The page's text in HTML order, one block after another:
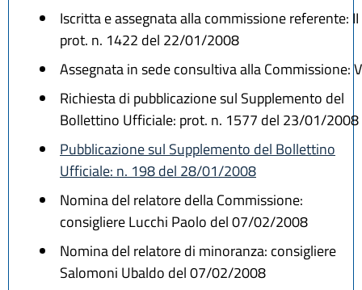
Iscritta e assegnata alla commissione referente: II
prot. n. 1422 del 22/01/2008
Assegnata in sede consultiva alla Commissione: V
Richiesta di pubblicazione sul Supplemento del
Bollettino Ufficiale: prot. n. 1577 del 23/01/2008
Pubblicazione sul Supplemento del Bollettino
Ufficiale: n. 198 del 28/01/2008
Nomina del relatore della Commissione:
consigliere Lucchi Paolo del 07/02/2008
Nomina del relatore di minoranza: consigliere
Salomoni Ubaldo del 07/02/2008